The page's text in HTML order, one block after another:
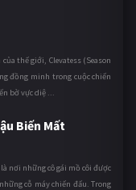
thế giới, Clevatess (Season
đồng minh trong cuộc chiến
bờ vực diệ ...
Biến Mất
nơi những cô gái mồ côi được
cỗ máy chiến đấu. Trong